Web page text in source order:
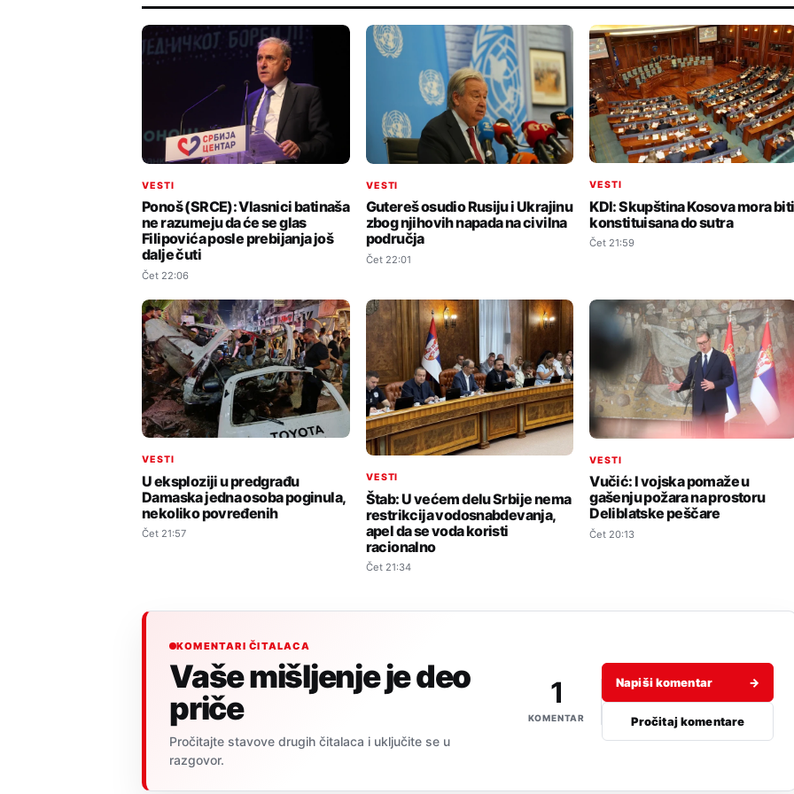
VESTI
Ponoš (SRCE): Vlasnici batinaša
ne razumeju da će se glas
Filipovića posle prebijanja još
dalje čuti
Čet 22:06
VESTI
Gutereš osudio Rusiju i Ukrajinu
zbog njihovih napada na civilna
područja
Čet 22:01
VESTI
KDI: Skupština Kosova mora biti
konstituisana do sutra
Čet 21:59
VESTI
U eksploziji u predgrađu
Damaska jedna osoba poginula,
nekoliko povređenih
Čet 21:57
VESTI
Štab: U većem delu Srbije nema
restrikcija vodosnabdevanja,
apel da se voda koristi
racionalno
Čet 21:34
VESTI
Vučić: I vojska pomaže u
gašenju požara na prostoru
Deliblatske peščare
Čet 20:13
KOMENTARI ČITALACA
Vaše mišljenje je deo
priče
Pročitajte stavove drugih čitalaca i uključite se u
razgovor.
1
KOMENTAR
Napiši komentar →
Pročitaj komentare